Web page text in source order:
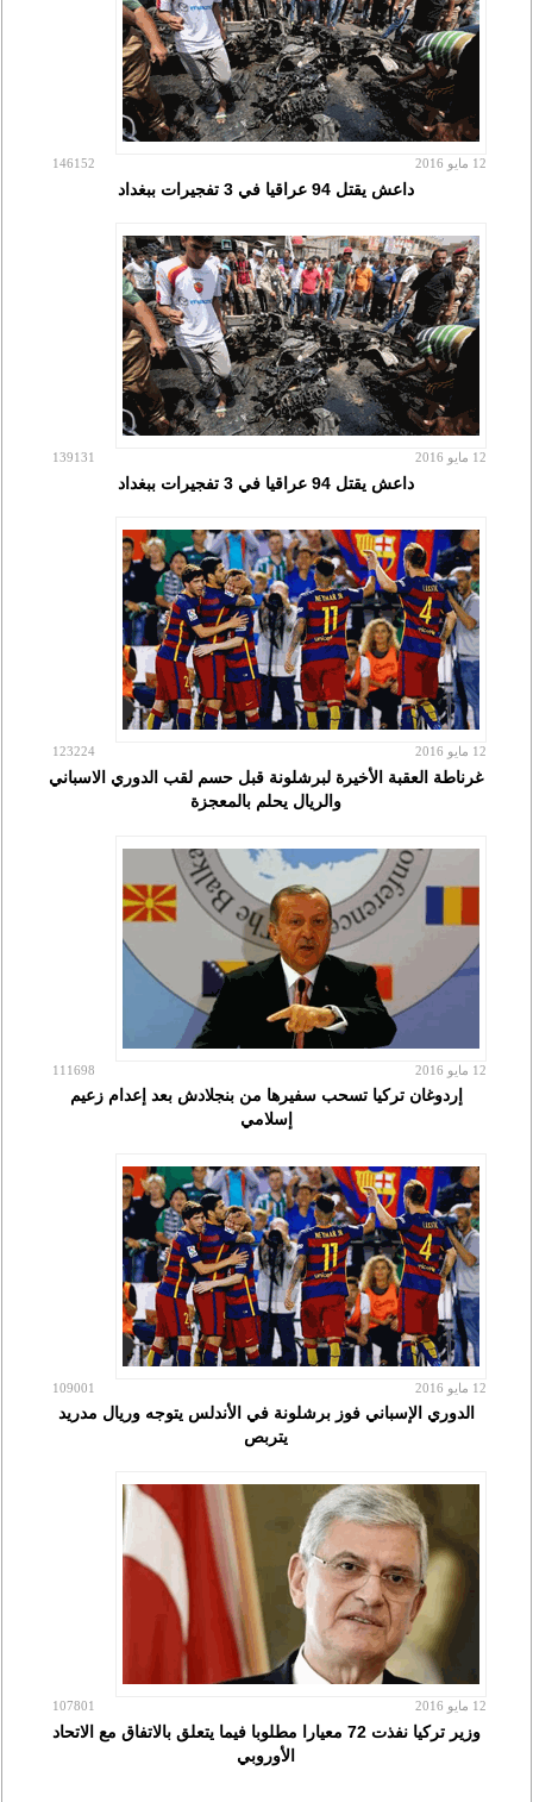
12 مايو 2016 146152
داعش يقتل 94 عراقيا في 3 تفجيرات ببغداد
12 مايو 2016 139131
داعش يقتل 94 عراقيا في 3 تفجيرات ببغداد
12 مايو 2016 123224
غرناطة العقبة الأخيرة لبرشلونة قبل حسم لقب الدوري الاسباني
والريال يحلم بالمعجزة
12 مايو 2016 111698
إردوغان تركيا تسحب سفيرها من بنجلادش بعد إعدام زعيم
إسلامي
12 مايو 2016 109001
الدوري الإسباني فوز برشلونة في الأندلس يتوجه وريال مدريد
يتربص
12 مايو 2016 107801
وزير تركيا نفذت 72 معيارا مطلوبا فيما يتعلق بالاتفاق مع الاتحاد
الأوروبي